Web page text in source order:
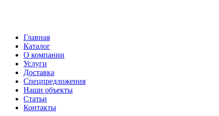
Главная
Каталог
О компании
Услуги
Доставка
Спецпредложения
Наши объекты
Статьи
Контакты